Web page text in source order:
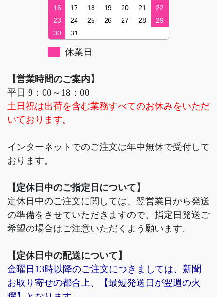
16
17 18 19 20 21
22
23
24 25 26 27 28
29
30
31
休業日
【営業時間のご案内】
平日 9：00～18：00
土日祝は出荷を含む業務すべてのお休みをいただ
いております。
インターネットでのご注文は年中無休で受付して
おります。
【定休日中のご指定日について】
定休日中のご注文に関しては、翌営業日から発送
の準備をさせていただきますので、指定日発送ご
希望の場合はご注意いただくよう願います。
【定休日中の配送について】
金曜日13時以降のご注文につきましては、新聞
お取り寄せの都合上、【最短発送日が翌週の火